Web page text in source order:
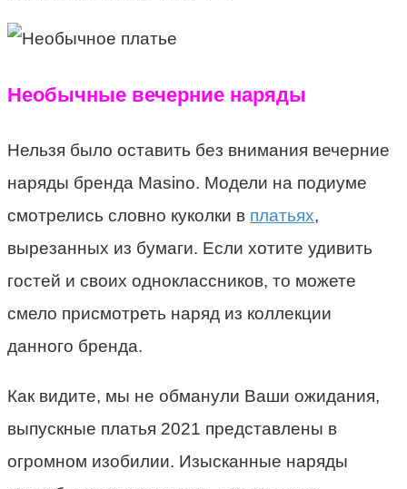
Необычные вечерние наряды
Нельзя было оставить без внимания вечерние
наряды бренда Masino. Модели на подиуме
смотрелись словно куколки в платьях,
вырезанных из бумаги. Если хотите удивить
гостей и своих одноклассников, то можете
смело присмотреть наряд из коллекции
данного бренда.
Как видите, мы не обманули Ваши ожидания,
выпускные платья 2021 представлены в
огромном изобилии. Изысканные наряды